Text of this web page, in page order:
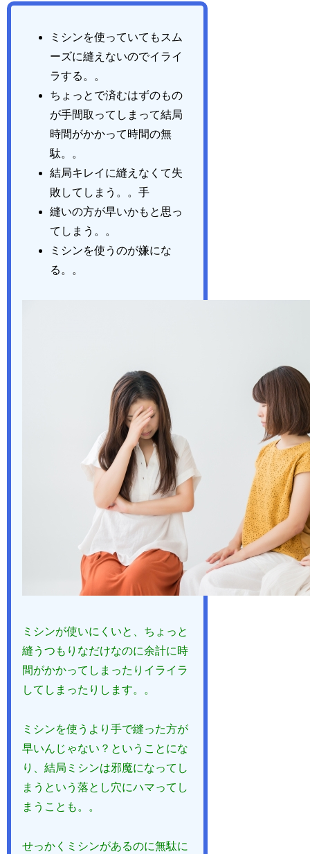
ミシンを使っていてもスム
ーズに縫えないのでイライ
ラする。。
ちょっとで済むはずのもの
が手間取ってしまって結局
時間がかかって時間の無
駄。。
結局キレイに縫えなくて失
敗してしまう。。手
縫いの方が早いかもと思っ
てしまう。。
ミシンを使うのが嫌にな
る。。
ミシンが使いにくいと、ちょっと
縫うつもりなだけなのに余計に時
間がかかってしまったりイライラ
してしまったりします。。
ミシンを使うより手で縫った方が
早いんじゃない？ということにな
り、結局ミシンは邪魔になってし
まうという落とし穴にハマってし
まうことも。。
せっかくミシンがあるのに無駄に